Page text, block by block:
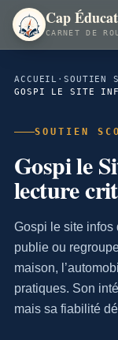
Cap
CARNET DE
ACCUEIL ·SOUTIEN
GOSPI LE SITE
SOUTIEN
Gospi le
lecture
Gospi le site infos
publie ou
maison,
pratiques. Son
mais sa fiabilité